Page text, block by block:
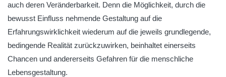
auch deren Veränderbarkeit. Denn die Möglichkeit, durch die
bewusst Einfluss nehmende Gestaltung auf die
Erfahrungswirklichkeit wiederum auf die jeweils grundlegende,
bedingende Realität zurückzuwirken, beinhaltet einerseits
Chancen und andererseits Gefahren für die menschliche
Lebensgestaltung.